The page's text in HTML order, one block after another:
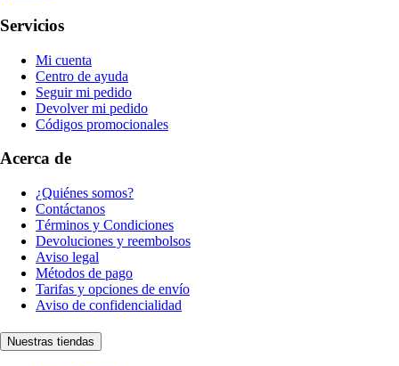
Servicios
Mi cuenta
Centro de ayuda
Seguir mi pedido
Devolver mi pedido
Códigos promocionales
Acerca de
¿Quiénes somos?
Contáctanos
Términos y Condiciones
Devoluciones y reembolsos
Aviso legal
Métodos de pago
Tarifas y opciones de envío
Aviso de confidencialidad
Nuestras tiendas